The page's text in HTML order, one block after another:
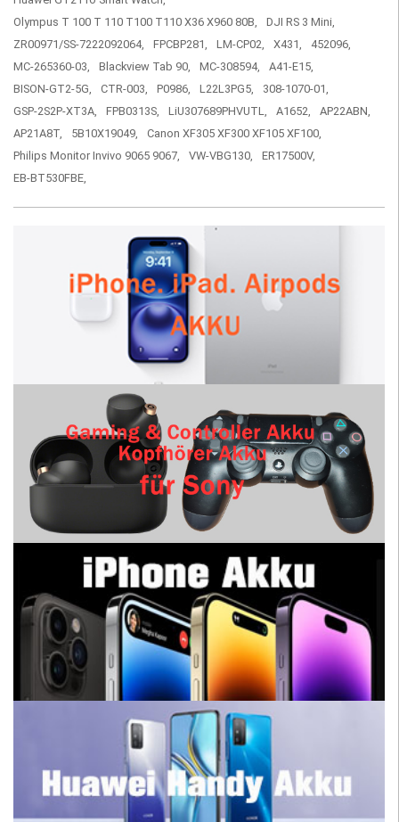
Olympus T 100 T 110 T100 T110 X36 X960 80B,
DJI RS 3 Mini,
ZR00971/SS-7222092064,
FPCBP281, LM-CP02, X431,
452096,
MC-265360-03,
Blackview Tab 90, MC-308594,
A41-E15,
BISON-GT2-5G,
CTR-003, P0986, L22L3PG5,
308-1070-01,
GSP-2S2P-XT3A,
FPB0313S, LiU307689PHVUTL, A1652,
AP22ABN,
AP21A8T,
5B10X19049,
Canon XF305 XF300 XF105 XF100,
Philips Monitor Invivo 9065 9067,
VW-VBG130,
ER17500V,
EB-BT530FBE,